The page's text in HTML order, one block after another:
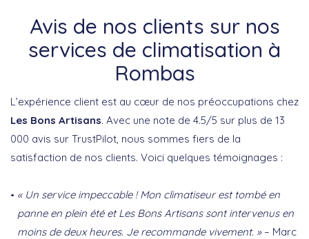
Avis de nos clients sur nos
services de climatisation à
Rombas
L’expérience client est au cœur de nos préoccupations chez
Les Bons Artisans. Avec une note de 4.5/5 sur plus de 13
000 avis sur TrustPilot, nous sommes fiers de la
satisfaction de nos clients. Voici quelques témoignages :
« Un service impeccable ! Mon climatiseur est tombé en
panne en plein été et Les Bons Artisans sont intervenus en
moins de deux heures. Je recommande vivement. »– Marc